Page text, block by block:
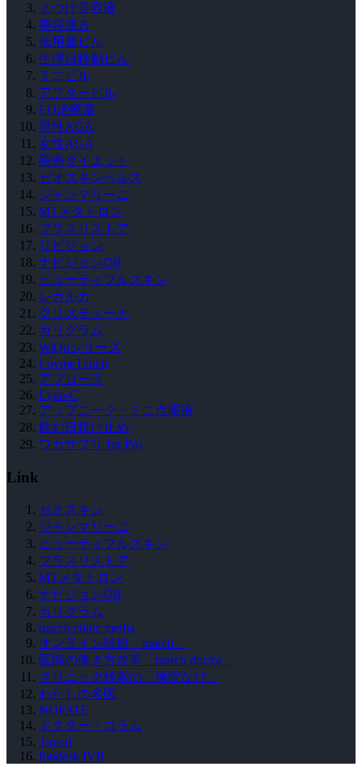
まつげ美容液
美容漢方
低用量ピル
生理日移動ピル
ミニピル
アフターピル
ED治療薬
男性AGA
女性AGA
医療ダイエット
ゼオスキンヘルス
ジャンマリーニ
MTメタトロン
プラスリストア
リビジョン
ナビジョンDR
ビューティフルスキン
レカルカ
クリスティーナ
カリグラム
WiQoシリーズ
LovmeTouch
アプローラ
Lypo-C
アップニーク・ミニ点眼液
飲む日焼け止め
ワカサプリ for Pro
Link
ゼオスキン
ジャンマリーニ
ビューティフルスキン
プラスリストア
MTメタトロン
ナビジョンDR
カリグラム
march clinic media
オンライン診療「march」
医師の働き方改革「march doctor」
クリニック検索の「病院なび」
わたしの名医
NOFATE
ドクター・コラム
Tayori
fondesk IVR